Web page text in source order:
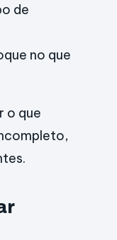
de
no que
o que